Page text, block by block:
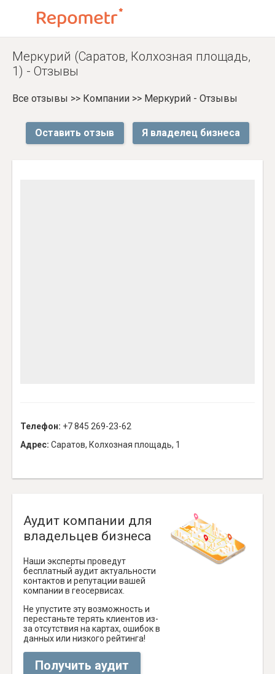
Меркурий (Саратов, Колхозная площадь,
1) - Отзывы
Все отзывы >> Компании >> Меркурий - Отзывы
Оставить отзыв Я владелец бизнеса
Телефон: +7 845 269-23-62
Адрес: Саратов, Колхозная площадь, 1
Аудит компании для
владельцев бизнеса
Наши эксперты проведут
бесплатный аудит актуальности
контактов и репутации вашей
компании в геосервисах.
Не упустите эту возможность и
перестаньте терять клиентов из-
за отсутствия на картах, ошибок в
данных или низкого рейтинга!
Получить аудит